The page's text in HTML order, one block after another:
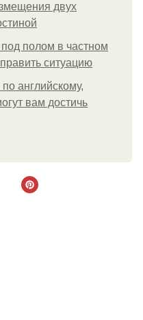
двух
полом в частном
ситуацию
английскому,
вам достичь